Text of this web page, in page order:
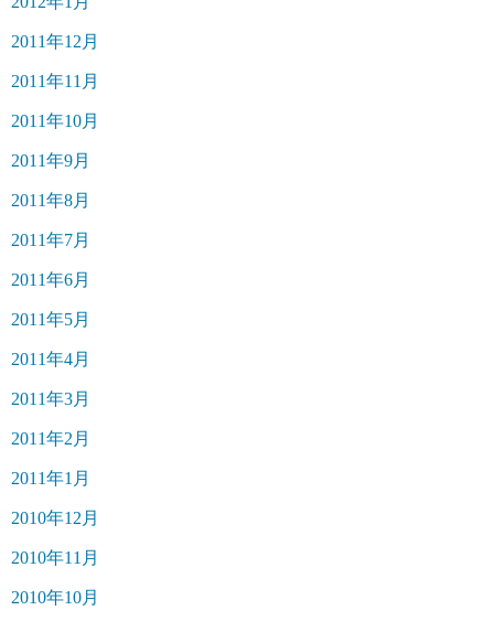
2011年12月
2011年11月
2011年10月
2011年9月
2011年8月
2011年7月
2011年6月
2011年5月
2011年4月
2011年3月
2011年2月
2011年1月
2010年12月
2010年11月
2010年10月